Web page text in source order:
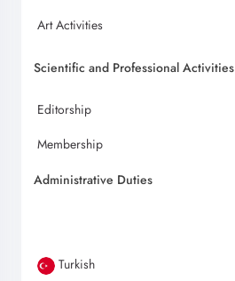
Art Activities
Scientific and Professional Activities
Editorship
Membership
Administrative Duties
Turkish